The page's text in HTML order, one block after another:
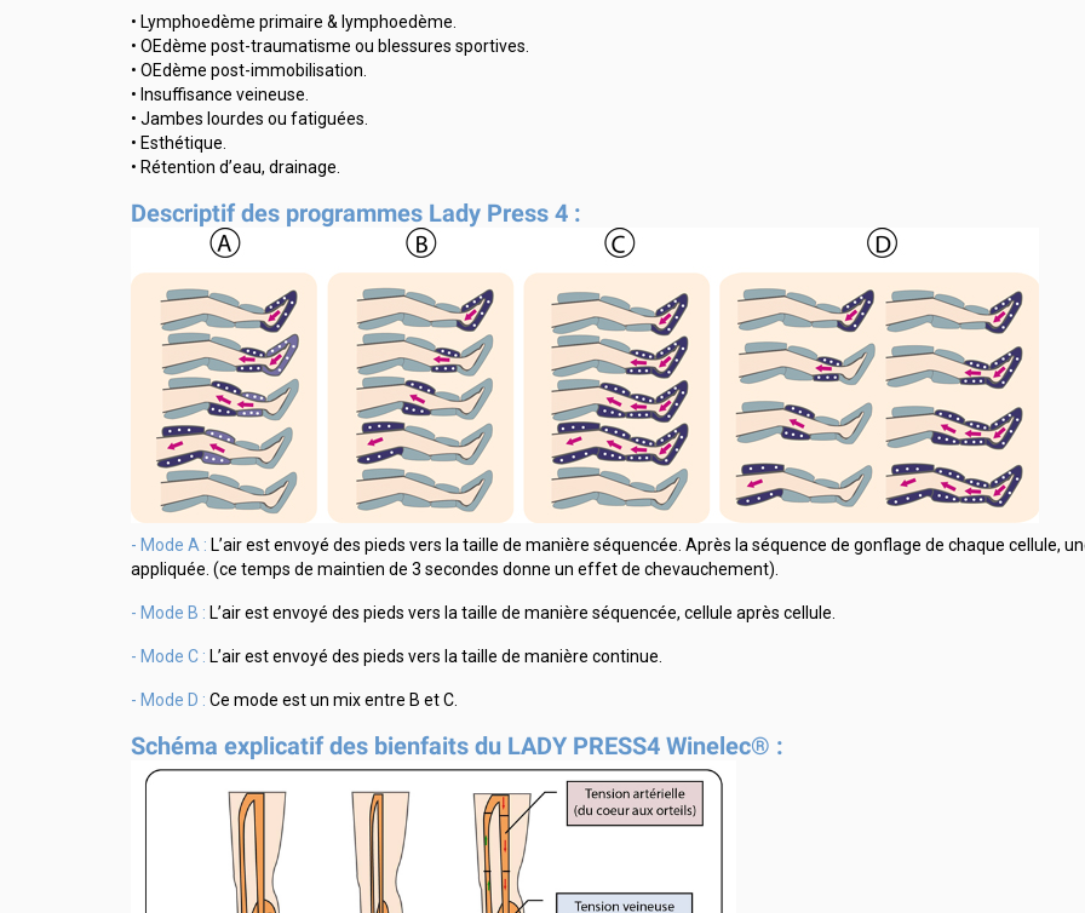
• Lymphoedème primaire & lymphoedème.
• OEdème post-traumatisme ou blessures sportives.
• OEdème post-immobilisation.
• Insuffisance veineuse.
• Jambes lourdes ou fatiguées.
• Esthétique.
• Rétention d’eau, drainage.
Descriptif des programmes Lady Press 4 :
- Mode A : L’air est envoyé des pieds vers la taille de manière séquencée. Après la séquence de gonflage de chaque cellule,
appliquée. (ce temps de maintien de 3 secondes donne un effet de chevauchement).
- Mode B : L’air est envoyé des pieds vers la taille de manière séquencée, cellule après cellule.
- Mode C : L’air est envoyé des pieds vers la taille de manière continue.
- Mode D : Ce mode est un mix entre B et C.
Schéma explicatif des bienfaits du LADY PRESS4 Winelec® :